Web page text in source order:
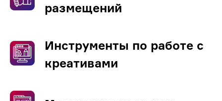
размещений
Инструменты по работе с
креативами